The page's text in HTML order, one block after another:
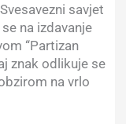
savjet
na izdavanje
“Partizan
znak odlikuje se
na vrlo